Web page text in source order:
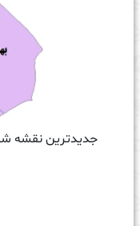
جدیدترین نقشه